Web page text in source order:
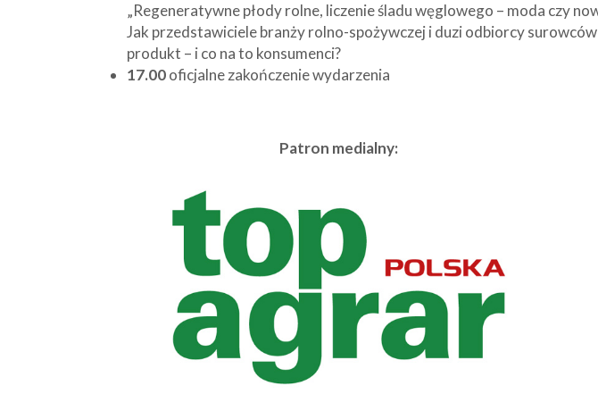
„Regeneratywne płody rolne, liczenie śladu węglowego – moda czy
Jak przedstawiciele branży rolno-spożywczej i duzi odbiorcy
produkt – i co na to konsumenci?
17.00oficjalne zakończenie wydarzenia
Patron medialny: